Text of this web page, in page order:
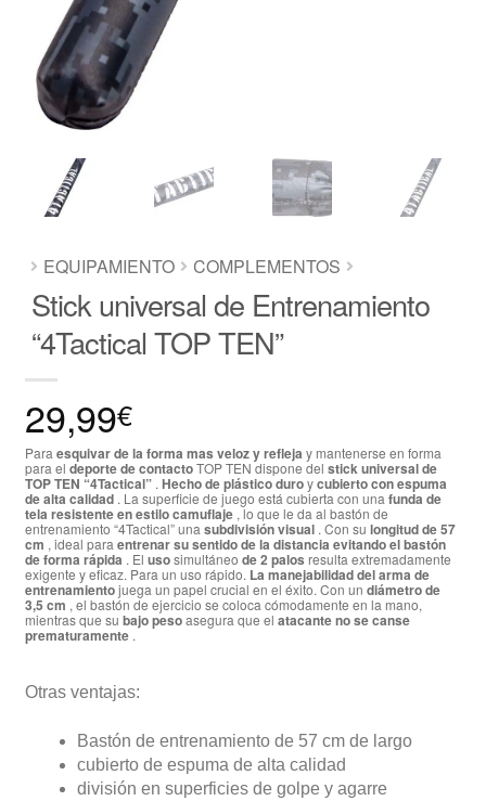
EQUIPAMIENTO COMPLEMENTOS
Stick universal de Entrenamiento
“4Tactical TOP TEN”
29,99€
Para esquivar de la forma mas veloz y refleja y mantenerse en forma
para el deporte de contactoTOP TEN dispone del stick universal de
TOP TEN “4Tactical”. Hecho de plástico duroycubierto con espuma
de alta calidad. La superficie de juego está cubierta con una funda de
tela resistente en estilo camuflaje, lo que le da al bastón de
entrenamiento “4Tactical” una subdivisión visual. Con su longitud de 57
cm , ideal para entrenar su sentido de la distancia evitando el bastón
de forma rápida . El usosimultáneo de 2 palos resulta extremadamente
exigente y eficaz. Para un uso rápido. La manejabilidad del arma de
entrenamientojuega un papel crucial en el éxito. Con un diámetro de
3,5 cm , el bastón de ejercicio se coloca cómodamente en la mano,
mientras que su bajo pesoasegura que el atacante no se canse
prematuramente.
Otras ventajas:
Bastón de entrenamiento de 57 cm de largo
cubierto de espuma de alta calidad
división en superficies de golpe y agarre